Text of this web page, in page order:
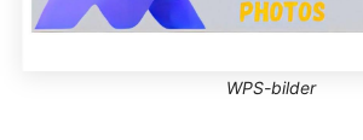
WPS-bilder